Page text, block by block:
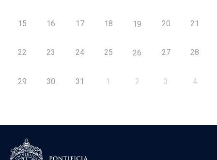
15 16 17 18 19 20 21
22 23 24 25 26 27 28
29 30 31 1 2 3 4